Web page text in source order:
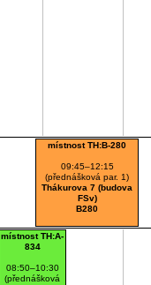
místnost TH:B-280
09:45–12:15
(přednášková par. 1)
Thákurova 7 (budova
FSv)
B280
místnost TH:A-
834
08:50–10:30
(přednášková